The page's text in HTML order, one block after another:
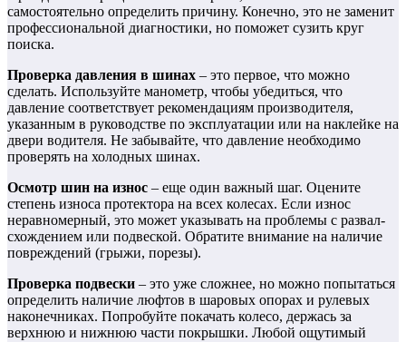
самостоятельно определить причину. Конечно, это не заменит
профессиональной диагностики, но поможет сузить круг
поиска.
Проверка давления в шинах – это первое, что можно
сделать. Используйте манометр, чтобы убедиться, что
давление соответствует рекомендациям производителя,
указанным в руководстве по эксплуатации или на наклейке на
двери водителя. Не забывайте, что давление необходимо
проверять на холодных шинах.
Осмотр шин на износ – еще один важный шаг. Оцените
степень износа протектора на всех колесах. Если износ
неравномерный, это может указывать на проблемы с развал-
схождением или подвеской. Обратите внимание на наличие
повреждений (грыжи, порезы).
Проверка подвески – это уже сложнее, но можно попытаться
определить наличие люфтов в шаровых опорах и рулевых
наконечниках. Попробуйте покачать колесо, держась за
верхнюю и нижнюю части покрышки. Любой ощутимый